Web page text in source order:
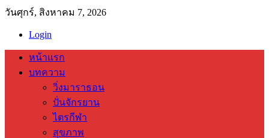
วันศุกร์, สิงหาคม 7, 2026
Login
หน้าแรก
บทความ
วิ่งมาราธอน
ปั่นจักรยาน
ไตรกีฬา
สุขภาพ